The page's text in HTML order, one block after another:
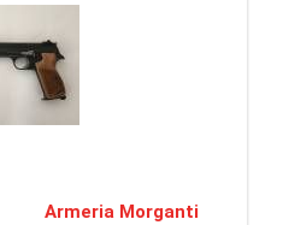
Armeria Morganti